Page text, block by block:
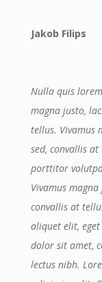
Jakob Filips
Nulla quis
magna justo,
tellus. Vivamus
sed, convallis
porttitor
Vivamus
convallis at
aliquet elit,
dolor sit amet,
lectus nibh.